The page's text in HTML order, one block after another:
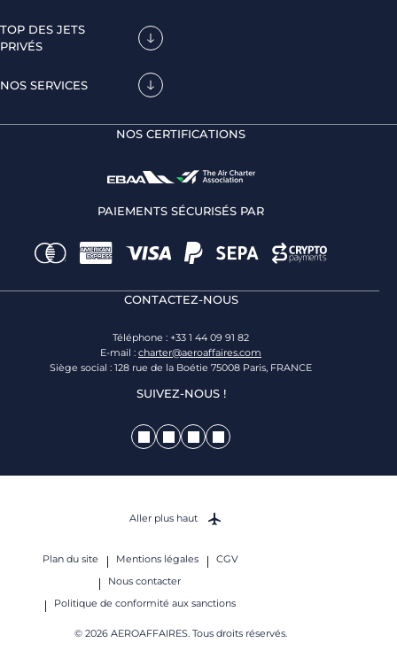
TOP DES JETS
PRIVÉS
NOS SERVICES
NOS CERTIFICATIONS
PAIEMENTS SÉCURISÉS PAR
CONTACTEZ-NOUS
Téléphone : +33 1 44 09 91 82
E-mail : charter@aeroaffaires.com
Siège social : 128 rue de la Boétie 75008 Paris, FRANCE
SUIVEZ-NOUS !
Plan du site Mentions légales
CGV
Nous contacter
Politique de conformité aux sanctions
© 2026 AEROAFFAIRES. Tous droits réservés.
Aller plus haut